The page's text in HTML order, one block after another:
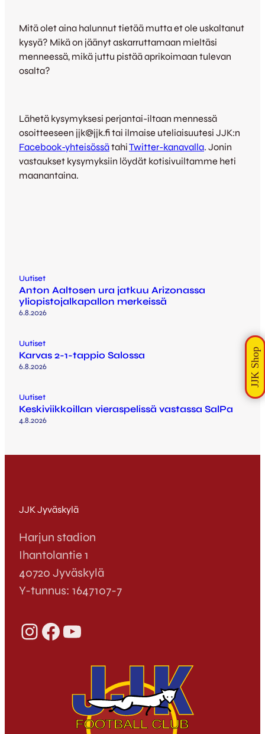
Mitä olet aina halunnut tietää mutta et ole uskaltanut
kysyä? Mikä on jäänyt askarruttamaan mieltäsi
menneessä, mikä juttu pistää aprikoimaan tulevan
osalta?
Lähetä kysymyksesi perjantai-iltaan mennessä
osoitteeseen jjk@jjk.fi tai ilmaise uteliaisuutesi JJK:n
Facebook-yhteisössätahiTwitter-kanavalla. Jonin
vastaukset kysymyksiin löydät kotisivuiltamme heti
maanantaina.
Uutiset
Anton Aaltosen ura jatkuu Arizonassa
yliopistojalkapallon merkeissä
6.8.2026
Uutiset
Karvas 2-1-tappio Salossa
6.8.2026
Uutiset
Keskiviikkoillan vieraspelissä vastassa SalPa
4.8.2026
JJK Jyväskylä
Harjun stadion
Ihantolantie 1
40720 Jyväskylä
Y-tunnus: 1647107-7
InstagramFacebook YouTube